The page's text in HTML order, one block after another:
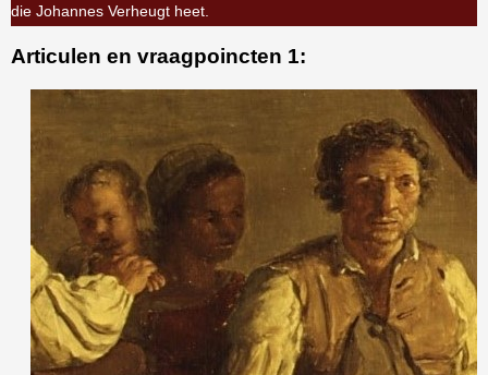
die Johannes Verheugt heet.
Articulen en vraagpoincten 1: